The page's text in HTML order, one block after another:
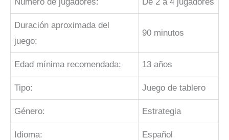
Duración aproximada del
juego:
90 minutos
Edad mínima recomendada: 13 años
Tipo: Juego de tablero
Género: Estrategia
Idioma: Español